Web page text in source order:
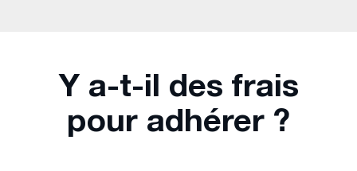
Y a-t-il des frais
pour adhérer ?